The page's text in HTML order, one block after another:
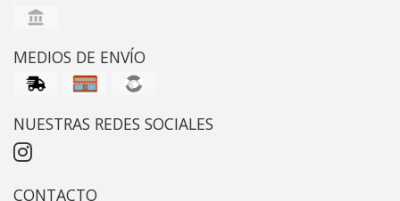
MEDIOS DE ENVÍO
NUESTRAS REDES SOCIALES
CONTACTO